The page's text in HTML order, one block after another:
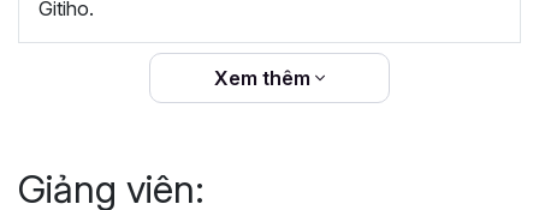
thuật hay trong Excel khác với hàm và công thức.
Những thiết lập chế độ làm việc trên Excel như thiết
lập theme, background, in ấn, và các thanh, tiêu đề,
đường kẻ lưới trong Excel.
và gán nội dung văn bản vào hình khối.
Gitiho.
Xem thêm
Giảng viên: